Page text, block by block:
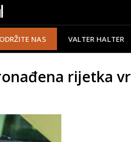
NAS VALTER HALTER
rijetka